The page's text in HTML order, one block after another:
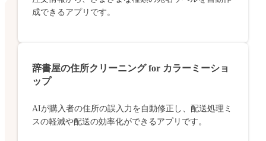
成できるアプリです。
辞書屋の住所クリーニング for カラーミーショ
ップ
AIが購入者の住所の誤入力を自動修正し、配送処理ミ
スの軽減や配送の効率化ができるアプリです。